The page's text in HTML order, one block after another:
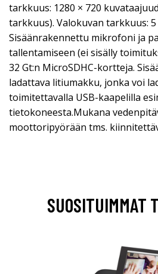
tarkkuus: 1280 × 720
tarkkuus). Valokuvan tarkkuus: 5
Sisäänrakennettu mikrofoni ja
tallentamiseen (ei sisälly
32 Gt:n MicroSDHC-kortteja.
ladattava litiumakku, jonka voi
toimitettavalla USB-kaapelilla
tietokoneesta.Mukana
moottoripyörään tms.
SUOSITUIMMAT